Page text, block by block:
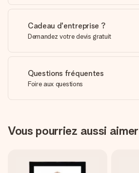
Cadeau d'entreprise ?
Demandez votre devis gratuit
Questions fréquentes
Foire aux questions
Vous pourriez aussi aimer